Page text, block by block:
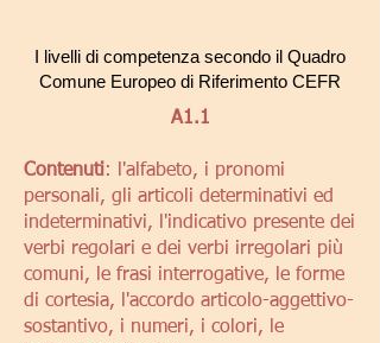
I livelli di competenza secondo il Quadro
Comune Europeo di Riferimento CEFR
A1.1
Contenuti: l'alfabeto, i pronomi
personali, gli articoli determinativi ed
indeterminativi, l'indicativo presente dei
verbi regolari e dei verbi irregolari più
comuni, le frasi interrogative, le forme
di cortesia, l'accordo articolo-aggettivo-
sostantivo, i numeri, i colori, le